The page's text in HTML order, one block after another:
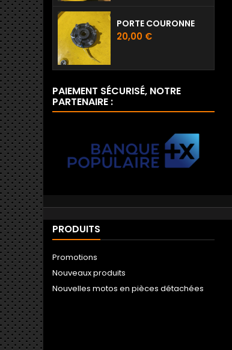
PORTE COURONNE
Prix
20,00 €
PAIEMENT SÉCURISÉ, NOTRE
PARTENAIRE :
PRODUITS
Promotions
Nouveaux produits
Nouvelles motos en pièces détachées